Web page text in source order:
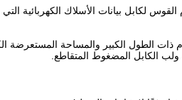
القوس لكابل بيانات الأسلاك الكهربائية
ذات الطول الكبير والمساحة المستعرضة
الكابل المضغوط المتقاطع.